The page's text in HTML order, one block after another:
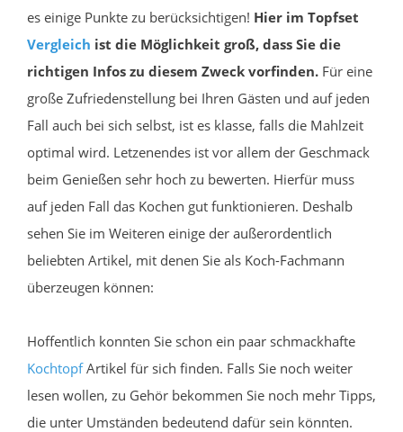
es einige Punkte zu berücksichtigen! Hier im Topfset
Vergleich ist die Möglichkeit groß, dass Sie die
richtigen Infos zu diesem Zweck vorfinden. Für eine
große Zufriedenstellung bei Ihren Gästen und auf jeden
Fall auch bei sich selbst, ist es klasse, falls die Mahlzeit
optimal wird. Letzenendes ist vor allem der Geschmack
beim Genießen sehr hoch zu bewerten. Hierfür muss
auf jeden Fall das Kochen gut funktionieren. Deshalb
sehen Sie im Weiteren einige der außerordentlich
beliebten Artikel, mit denen Sie als Koch-Fachmann
überzeugen können:
Hoffentlich konnten Sie schon ein paar schmackhafte
KochtopfArtikel für sich finden. Falls Sie noch weiter
lesen wollen, zu Gehör bekommen Sie noch mehr Tipps,
die unter Umständen bedeutend dafür sein könnten.